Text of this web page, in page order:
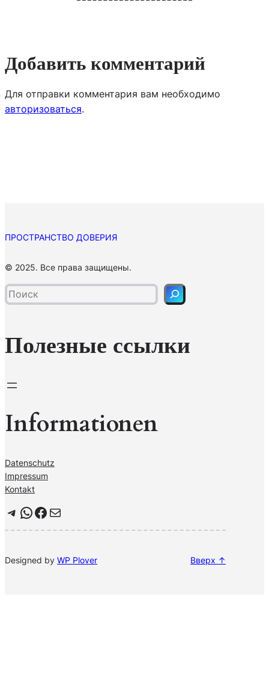
Добавить комментарий
Для отправки комментария вам необходимо
авторизоваться.
ПРОСТРАНСТВО ДОВЕРИЯ
© 2025. Все права защищены.
о
и
Полезные ссылки
Informationen
Datenschutz
Impressum
Kontakt
Telegram WhatsApp Facebook Почта
Designed by WP Plover Вверх ↑